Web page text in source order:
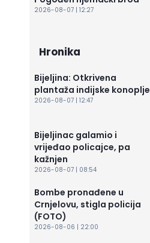
2026-08-07 | 12:27
Hronika
Bijeljina: Otkrivena
plantaža indijske konoplje
2026-08-07 | 12:47
Bijeljinac galamio i
vrijeđao policajce, pa
kažnjen
2026-08-07 | 08:54
Bombe pronađene u
Crnjelovu, stigla policija
(FOTO)
2026-08-06 | 22:00